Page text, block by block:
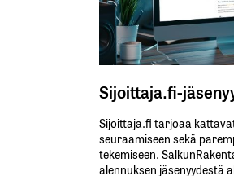
Sijoittaja.fi-
Sijoittaja.fi tarjoaa
seuraamiseen sekä
tekemiseen.
alennuksen jäsenyydestä